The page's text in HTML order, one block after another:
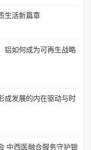
生活新篇章
铝如何成为可再生战略
成发展的内在驱动与时
中西医融合服务守护银